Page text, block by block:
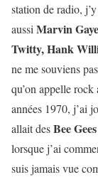
station de radio,
aussiMarvin Gaye
Twitty,Hank
ne me souviens
qu’on appelle
années 1970, j’ai
allait desBee Gees
lorsque j’ai
suis jamais vue